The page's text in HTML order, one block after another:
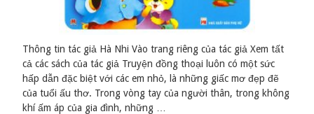
Thông tin tác giả Hà Nhi Vào trang riêng của tác giả Xem tất
cả các sách của tác giả Truyện đồng thoại luôn có một sức
hấp dẫn đặc biệt với các em nhỏ, là những giấc mơ đẹp đẽ
của tuổi ấu thơ. Trong vòng tay của người thân, trong không
khí ấm áp của gia đình, những …